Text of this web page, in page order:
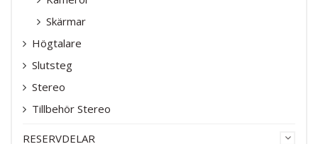
Skärmar
Högtalare
Slutsteg
Stereo
Tillbehör Stereo
RESERVDELAR